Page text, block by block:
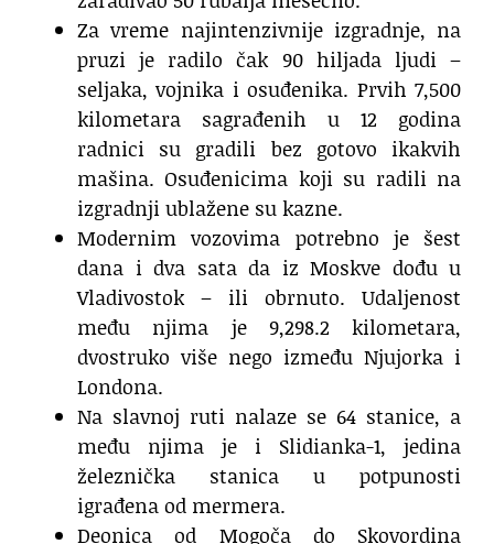
Za vreme najintenzivnije izgradnje, na
pruzi je radilo čak 90 hiljada ljudi –
seljaka, vojnika i osuđenika. Prvih 7,500
kilometara sagrađenih u 12 godina
radnici su gradili bez gotovo ikakvih
mašina. Osuđenicima koji su radili na
izgradnji ublažene su kazne.
Modernim vozovima potrebno je šest
dana i dva sata da iz Moskve dođu u
Vladivostok – ili obrnuto. Udaljenost
među njima je 9,298.2 kilometara,
dvostruko više nego između Njujorka i
Londona.
Na slavnoj ruti nalaze se 64 stanice, a
među njima je i Slidianka-1, jedina
železnička stanica u potpunosti
igrađena od mermera.
Deonica od Mogoča do Skovordina